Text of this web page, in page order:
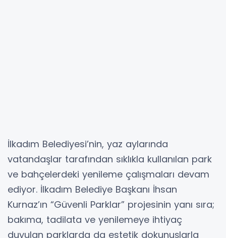
İlkadım Belediyesi’nin, yaz aylarında
vatandaşlar tarafından sıklıkla kullanılan park
ve bahçelerdeki yenileme çalışmaları devam
ediyor. İlkadım Belediye Başkanı İhsan
Kurnaz’ın “Güvenli Parklar” projesinin yanı sıra;
bakıma, tadilata ve yenilemeye ihtiyaç
duyulan parklarda da estetik dokunuşlarla